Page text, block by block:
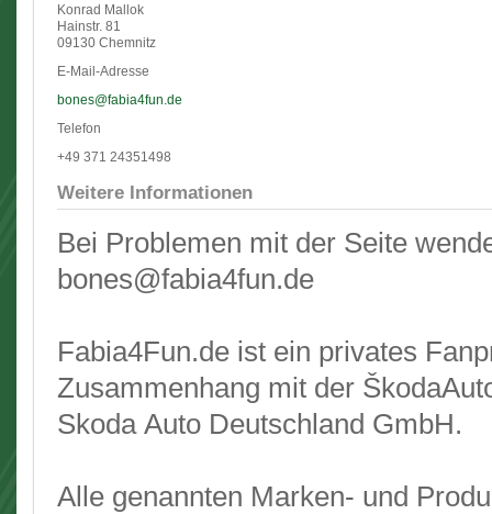
Konrad Mallok
Hainstr. 81
09130 Chemnitz
E-Mail-Adresse
bones@fabia4fun.de
Telefon
+49 371 24351498
Weitere Informationen
Bei Problemen mit der Seite
bones@fabia4fun.de
Fabia4Fun.de ist ein privates
Zusammenhang mit der
Skoda Auto Deutschland GmbH.
Alle genannten Marken- und